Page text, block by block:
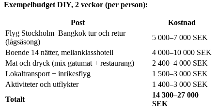
Exempelbudget DIY, 2 veckor (per person):
Post
Kostnad
Flyg Stockholm–Bangkok tur och retur
(lågsäsong)
5 000–7 000 SEK
Boende 14 nätter, mellanklasshotell
4 000–10 000 SEK
Mat och dryck (mix gatumat + restaurang)
2 400–4 000 SEK
Lokaltransport + inrikesflyg
1 500–3 000 SEK
Aktiviteter och utflykter
1 400–3 000 SEK
Totalt
14 300–27 000
SEK